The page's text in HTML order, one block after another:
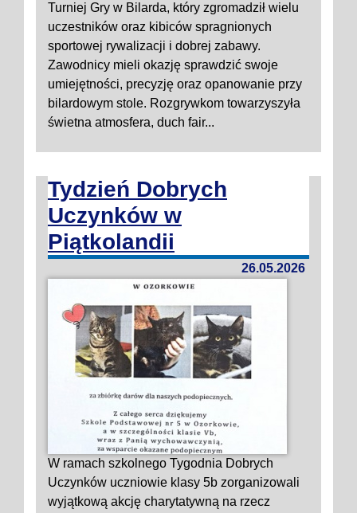
Turniej Gry w Bilarda, który zgromadził wielu
uczestników oraz kibiców spragnionych
sportowej rywalizacji i dobrej zabawy.
Zawodnicy mieli okazję sprawdzić swoje
umiejętności, precyzję oraz opanowanie przy
bilardowym stole. Rozgrywkom towarzyszyła
świetna atmosfera, duch fair...
Tydzień Dobrych
Uczynków w
Piątkolandii
26.05.2026
W ramach szkolnego Tygodnia Dobrych
Uczynków uczniowie klasy 5b zorganizowali
wyjątkową akcję charytatywną na rzecz